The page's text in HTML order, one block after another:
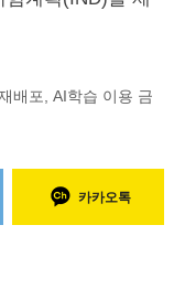
배포, AI학습 이용 금
카카오톡